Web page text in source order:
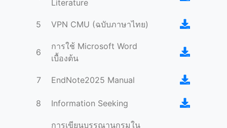
Literature
5 VPN CMU (ฉบับภาษาไทย)
6
การใช้ Microsoft Word
เบื้องต้น
7 EndNote2025 Manual
8 Information Seeking
การเขียนบรรณานุกรมใน